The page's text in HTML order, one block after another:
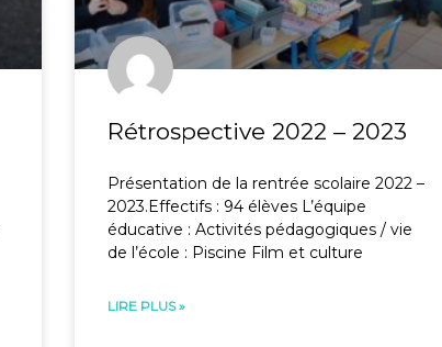
Rétrospective 2022 – 2023
Présentation de la rentrée scolaire 2022 –
2023.Effectifs : 94 élèves L’équipe
éducative : Activités pédagogiques / vie
de l’école : Piscine Film et culture
LIRE PLUS »